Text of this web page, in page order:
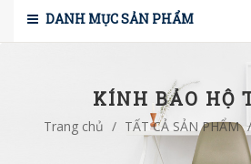
DANH MỤC SẢN PHẨM
KÍNH BẢO HỘ
Trang chủ / TẤT CẢ SẢN PHẨM /